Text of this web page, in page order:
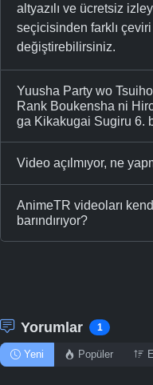
altyazılı ve ücretsiz
seçicisinden farklı
değiştirebilirsiniz.
Yuusha Party wo
Rank Boukensha ni
ga Kikakugai Sugiru 6.
Video açılmıyor, ne
AnimeTR videoları
barındırıyor?
Yorumlar 1
Yeni Popüler